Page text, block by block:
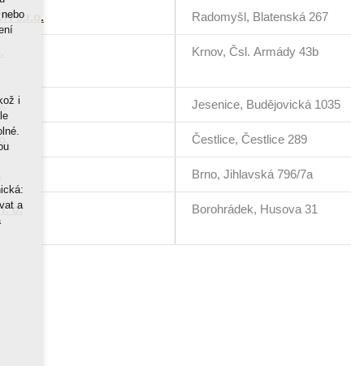
s.r.o. Radomyšl, Blatenská 267
Krnov, Čsl. Armády 43b
Jesenice, Budějovická 1035
Čestlice, Čestlice 289
Brno, Jihlavská 796/7a
o.
Borohrádek, Husova 31
i
a